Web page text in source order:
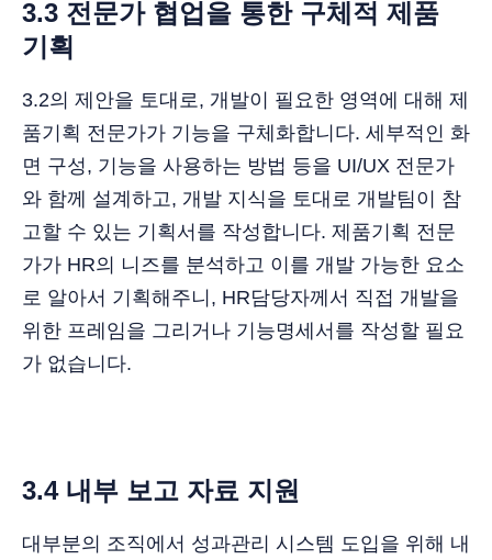
3.3 전문가 협업을 통한 구체적 제품
기획
3.2의 제안을 토대로, 개발이 필요한 영역에 대해 제
품기획 전문가가 기능을 구체화합니다. 세부적인 화
면 구성, 기능을 사용하는 방법 등을 UI/UX 전문가
와 함께 설계하고, 개발 지식을 토대로 개발팀이 참
고할 수 있는 기획서를 작성합니다. 제품기획 전문
가가 HR의 니즈를 분석하고 이를 개발 가능한 요소
로 알아서 기획해주니, HR담당자께서 직접 개발을
위한 프레임을 그리거나 기능명세서를 작성할 필요
가 없습니다.
3.4 내부 보고 자료 지원
대부분의 조직에서 성과관리 시스템 도입을 위해 내